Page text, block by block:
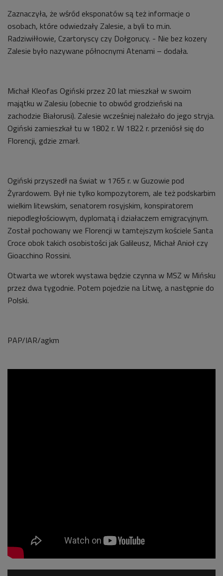
Zaznaczyła, że wśród eksponatów są też informacje o
osobach, które odwiedzały Zalesie, a byli to m.in.
Radziwiłłowie, Czartoryscy czy Dołgorucy. - Nie bez kozery
Zalesie było nazywane północnymi Atenami – dodała.
Michał Kleofas Ogiński przez 20 lat mieszkał w swoim
majątku w Zalesiu (obecnie to obwód grodzieński na
zachodzie Białorusi). Zalesie wcześniej należało do jego stryja.
Ogiński zamieszkał tu w 1802 r. W 1822 r. przeniósł się do
Florencji, gdzie zmarł.
Ogiński przyszedł na świat w 1765 r. w Guzowie pod
Żyrardowem. Był nie tylko kompozytorem, ale też podskarbim
wielkim litewskim, senatorem rosyjskim, konspiratorem
niepodległościowym, dyplomatą i działaczem emigracyjnym.
Został pochowany we Florencji w tamtejszym kościele Santa
Croce obok takich osobistości jak Galileusz, Michał Anioł czy
Gioacchino Rossini.
Otwarta we wtorek wystawa będzie czynna w MSZ w Mińsku
przez dwa tygodnie. Potem pojedzie na Litwę, a następnie do
Polski.
PAP/IAR/agkm